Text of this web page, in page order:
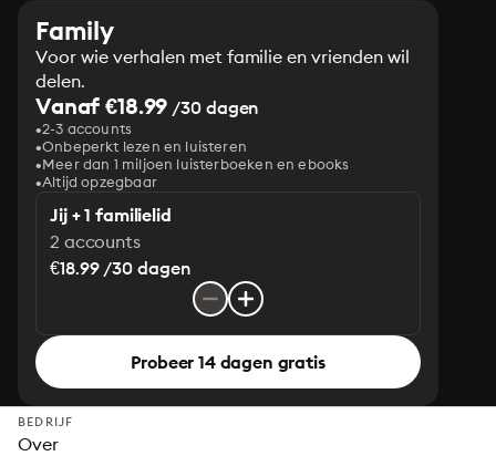
Family
Voor wie verhalen met familie en vrienden wil
delen.
Vanaf €18.99 /30 dagen
2-3 accounts
Onbeperkt lezen en luisteren
Meer dan 1 miljoen luisterboeken en ebooks
Altijd opzegbaar
Jij + 1 familielid
2 accounts
€18.99 /30 dagen
Probeer 14 dagen gratis
BEDRIJF
Over